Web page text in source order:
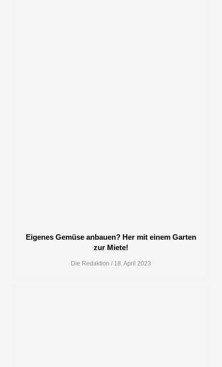
Eigenes Gemüse anbauen? Her mit einem Garten
zur Miete!
Die Redaktion 18. April 2023